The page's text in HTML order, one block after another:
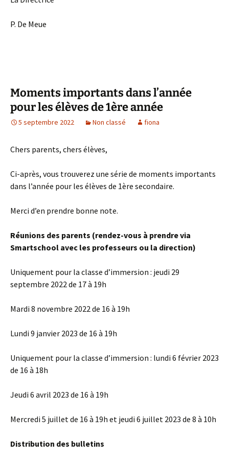
P. De Meue
Moments importants dans l’année
pour les élèves de 1ère année
5 septembre 2022 Non classé fiona
Chers parents, chers élèves,
Ci-après, vous trouverez une série de moments importants
dans l’année pour les élèves de 1ère secondaire.
Merci d’en prendre bonne note.
Réunions des parents (rendez-vous à prendre via
Smartschool avec les professeurs ou la direction)
Uniquement pour la classe d’immersion : jeudi 29
septembre 2022 de 17 à 19h
Mardi 8 novembre 2022 de 16 à 19h
Lundi 9 janvier 2023 de 16 à 19h
Uniquement pour la classe d’immersion : lundi 6 février 2023
de 16 à 18h
Jeudi 6 avril 2023 de 16 à 19h
Mercredi 5 juillet de 16 à 19h et jeudi 6 juillet 2023 de 8 à 10h
Distribution des bulletins